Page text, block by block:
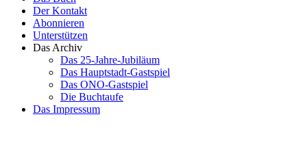
Der Kontakt
Abonnieren
Unterstützen
Das Archiv
Das 25-Jahre-Jubiläum
Das Hauptstadt-Gastspiel
Das ONO-Gastspiel
Die Buchtaufe
Das Impressum